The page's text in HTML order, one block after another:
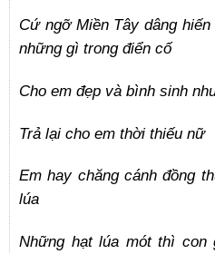
Cứ ngỡ Miền Tây dâng
những gì trong điển cố
Cho em đẹp và bình sinh
Trả lại cho em thời thiếu nữ
Em hay chăng cánh đồng
lúa
Những hạt lúa mót thì con